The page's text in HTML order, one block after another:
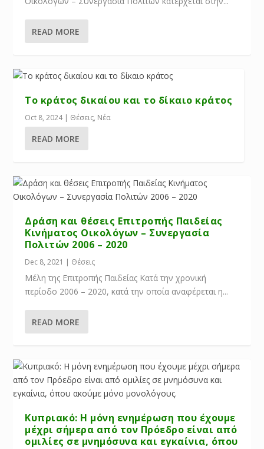
READ MORE
Το κράτος δικαίου και το δίκαιο κράτος
Oct 8, 2024| Θέσεις, Νέα
READ MORE
Δράση και θέσεις Επιτροπής Παιδείας
Κινήματος Οικολόγων – Συνεργασία
Πολιτών 2006 – 2020
Dec 8, 2021 | Θέσεις
Mέλη της Επιτροπής Παιδείας Κατά την χρονική
περίοδο 2006 – 2020, κατά την οποία αναφέρεται η...
READ MORE
Κυπριακό: Η μόνη ενημέρωση που έχουμε
μέχρι σήμερα από τον Πρόεδρο είναι από
ομιλίες σε μνημόσυνα και εγκαίνια, όπου